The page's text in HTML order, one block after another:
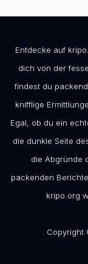
Entdecke auf
dich von der
findest du
knifflige
Egal, ob du ein
die dunkle Seite
die Abgründe
packenden
kripo.org
Copyright